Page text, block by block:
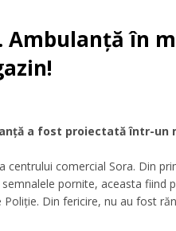
Ambulanţă în
a fost proiectată într-un
comercial Sora. Din
pornite, aceasta fiind
Din fericire, nu au fost